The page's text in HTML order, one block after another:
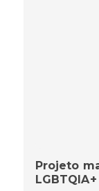
Projeto
LGBTQIA+